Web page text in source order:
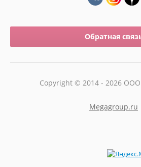
Обратная
Copyright © 2014 - 2026
Megagroup.ru